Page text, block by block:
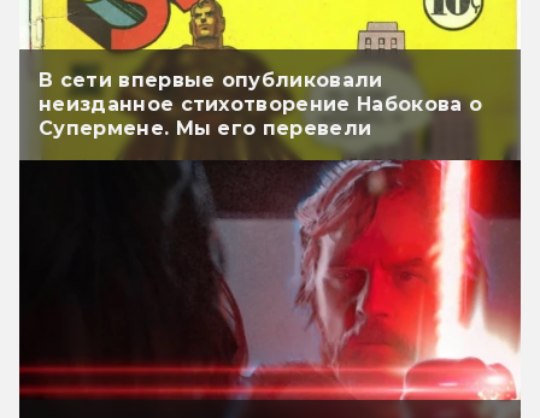
В сети впервые опубликовали
неизданное стихотворение Набокова о
Супермене. Мы его перевели